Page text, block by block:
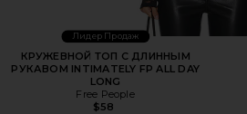
Лидер Продаж
КРУЖЕВНОЙ ТОП С ДЛИННЫМ
РУКАВОМ INTIMATELY FP ALL DAY
LONG
Free People
$58